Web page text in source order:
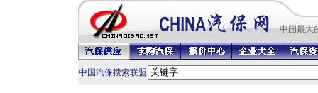
中国最大
中国汽保搜索联盟